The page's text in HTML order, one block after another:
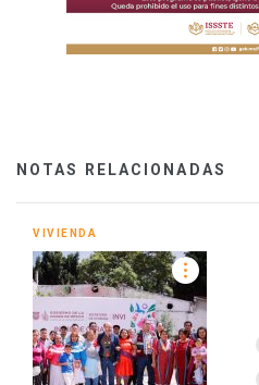
NOTAS RELACIONADAS
VIVIENDA